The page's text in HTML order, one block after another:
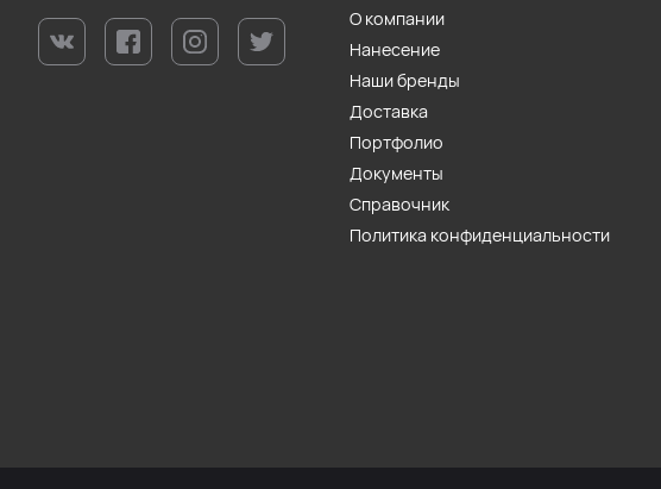
О компании
Нанесение
Наши бренды
Доставка
Портфолио
Документы
Справочник
Политика конфиденциальности